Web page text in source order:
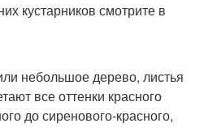
кустарников смотрите в
небольшое дерево, листья
все оттенки красного
до сиренового-красного,